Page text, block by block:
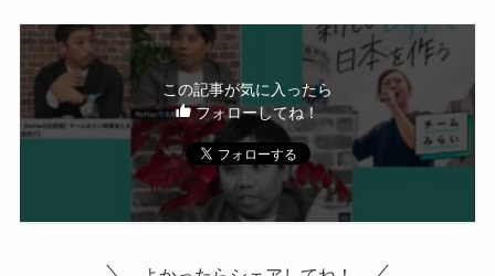
この記事が気に入ったら
フォローしてね！